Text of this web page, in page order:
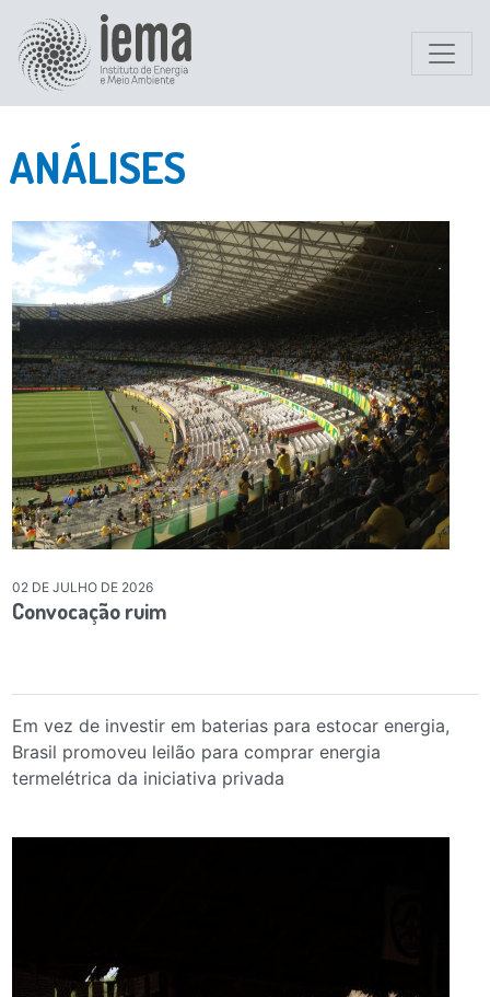
ANÁLISES
02 DE JULHO DE 2026
Convocação ruim
Em vez de investir em baterias para estocar energia,
Brasil promoveu leilão para comprar energia
termelétrica da iniciativa privada